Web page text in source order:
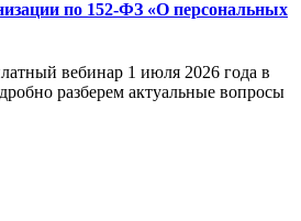
по 152-ФЗ «О персональных
вебинар 1 июля 2026 года в
разберем актуальные вопросы